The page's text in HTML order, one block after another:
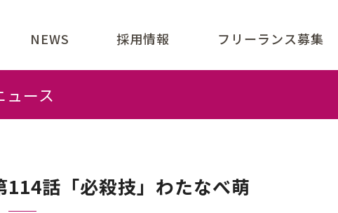
NEWS 採用情報 フリーランス募集
ュース
114話「必殺技」わたなべ萌